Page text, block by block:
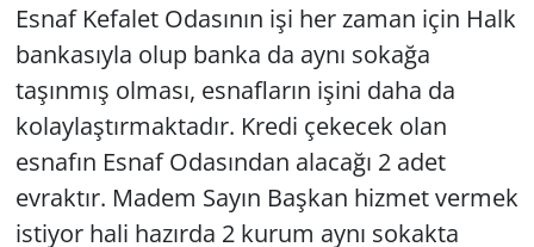
Esnaf Kefalet Odasının işi her zaman için Halk
bankasıyla olup banka da aynı sokağa
taşınmış olması, esnafların işini daha da
kolaylaştırmaktadır. Kredi çekecek olan
esnafın Esnaf Odasından alacağı 2 adet
evraktır. Madem Sayın Başkan hizmet vermek
istiyor hali hazırda 2 kurum aynı sokakta